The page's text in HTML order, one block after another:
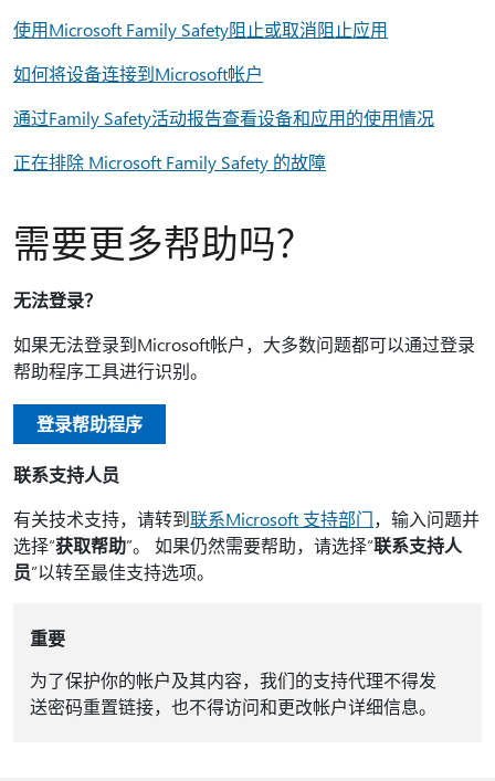
使用Microsoft Family Safety阻止或取消阻止应用
如何将设备连接到Microsoft帐户
通过Family Safety活动报告查看设备和应用的使用情况
正在排除 Microsoft Family Safety 的故障
需要更多帮助吗？
无法登录？
如果无法登录到Microsoft帐户，大多数问题都可以通过登录
帮助程序工具进行识别。
登录帮助程序
联系支持人员
有关技术支持，请转到联系Microsoft 支持部门，输入问题并
选择“获取帮助”。 如果仍然需要帮助，请选择“联系支持人
员”以转至最佳支持选项。
重要
为了保护你的帐户及其内容，我们的支持代理不得发
送密码重置链接，也不得访问和更改帐户详细信息。